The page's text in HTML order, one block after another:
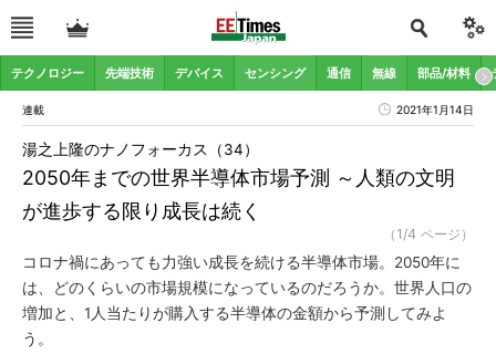
テクノロジー 先端技術 デバイス センシング 通信 無線 部品/材料
連載 2021年1月14日
2050年までの世界半導体市場予測 ～人類の文明
が進歩する限り成長は続く
湯之上隆のナノフォーカス（34）
（1/4 ページ）
コロナ禍にあっても力強い成長を続ける半導体市場。2050年に
は、どのくらいの市場規模になっているのだろうか。世界人口の
増加と、1人当たりが購入する半導体の金額から予測してみよ
う。